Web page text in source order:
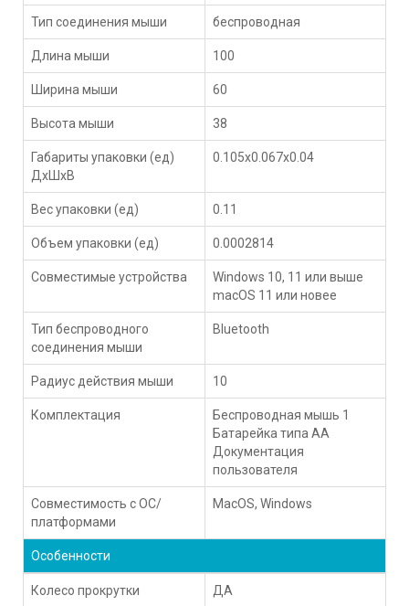
Тип соединения мыши беспроводная
Длина мыши 100
Ширина мыши 60
Высота мыши 38
Габариты упаковки (ед)
ДхШхВ
0.105x0.067x0.04
Вес упаковки (ед) 0.11
Объем упаковки (ед) 0.0002814
Совместимые устройства
Windows 10, 11 или выше
macOS 11 или новее
Тип беспроводного
соединения мыши
Bluetooth
Радиус действия мыши 10
Комплектация
Беспроводная мышь 1
Батарейка типа АА
Документация
пользователя
Совместимость с ОС/
платформами
MacOS, Windows
Особенности
Колесо прокрутки ДА